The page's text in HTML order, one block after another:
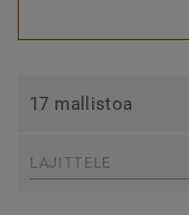
17 mallistoa
LAJITTELE